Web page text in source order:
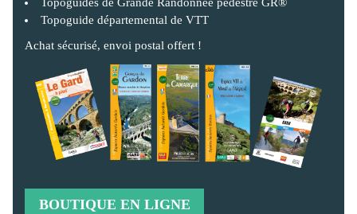
Topoguide départemental de VTT
Achat sécurisé, envoi postal offert !
BOUTIQUE EN LIGNE